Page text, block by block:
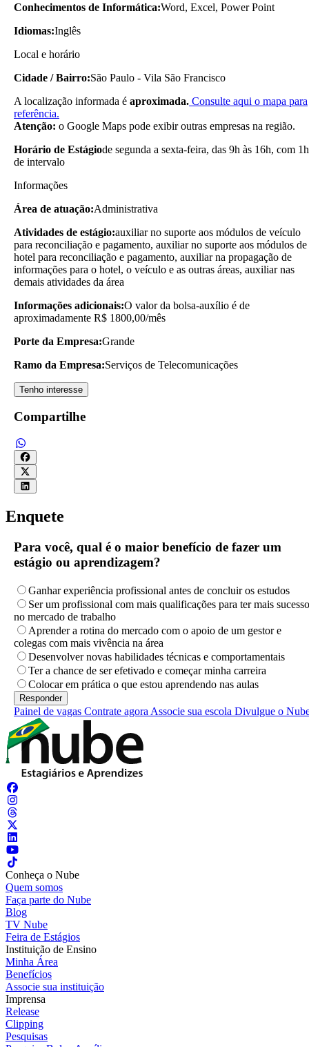
Conhecimentos de Informática:Word, Excel, Power Point
Idiomas:Inglês
Local e horário
Cidade / Bairro:São Paulo - Vila São Francisco
A localização informada é aproximada. Consulte aqui o mapa para
referência.
Atenção: o Google Maps pode exibir outras empresas na região.
Horário de Estágiode segunda a sexta-feira, das 9h às 16h, com 1h
de intervalo
Informações
Área de atuação:Administrativa
Atividades de estágio:auxiliar no suporte aos módulos de veículo
para reconciliação e pagamento, auxiliar no suporte aos módulos de
hotel para reconciliação e pagamento, auxiliar na propagação de
informações para o hotel, o veículo e as outras áreas, auxiliar nas
demais atividades da área
Informações adicionais:O valor da bolsa-auxílio é de
aproximadamente R$ 1800,00/mês
Porte da Empresa:Grande
Ramo da Empresa:Serviços de Telecomunicações
Tenho interesse
Compartilhe
Enquete
Para você, qual é o maior benefício de fazer um
estágio ou aprendizagem?
Ganhar experiência profissional antes de concluir os estudos
Ser um profissional com mais qualificações para ter mais sucesso
no mercado de trabalho
Aprender a rotina do mercado com o apoio de um gestor e
colegas com mais vivência na área
Desenvolver novas habilidades técnicas e comportamentais
Ter a chance de ser efetivado e começar minha carreira
Colocar em prática o que estou aprendendo nas aulas
Painel de vagas Contrate agora Associe sua escola Divulgue o
Conheça o Nube
Quem somos
Faça parte do Nube
Blog
TV Nube
Feira de Estágios
Instituição de Ensino
Minha Área
Benefícios
Associe sua instituição
Imprensa
Release
Clipping
Pesquisas